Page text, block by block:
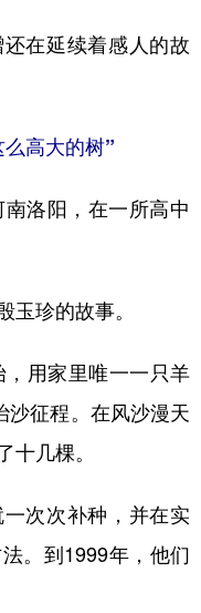
在延续着感人的故
高大的树”
洛阳，在一所高中
珍的故事。
用家里唯一一只羊
沙征程。在风沙漫天
十几棵。
次次补种，并在实
。到1999年，他们